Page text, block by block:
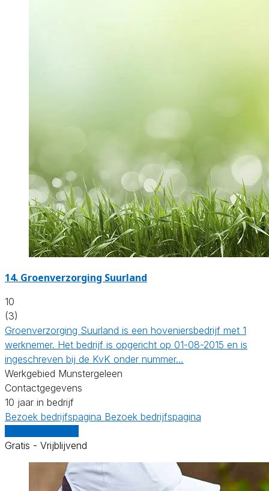
14. Groenverzorging Suurland
10
(3)
Groenverzorging Suurland is een hoveniersbedrijf met 1
werknemer. Het bedrijf is opgericht op 01-08-2015 en is
ingeschreven bij de KvK onder nummer…
Werkgebied Munstergeleen
Contactgegevens
10 jaar in bedrijf
Bezoek bedrijfspagina Bezoek bedrijfspagina
Gratis - Vrijblijvend